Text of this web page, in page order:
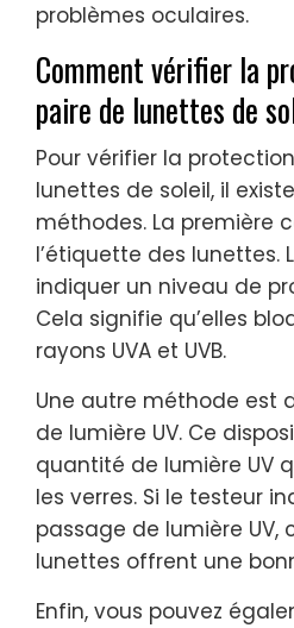
problèmes oculaires.
Comment vérifier la
paire de lunettes de
Pour vérifier la
lunettes de soleil, il
méthodes. La première
l’étiquette des lunettes.
indiquer un niveau de
Cela signifie qu’elles
rayons UVA et UVB.
Une autre méthode est
de lumière UV. Ce
quantité de lumière UV
les verres. Si le testeur
passage de lumière UV,
lunettes offrent une
Enfin, vous pouvez